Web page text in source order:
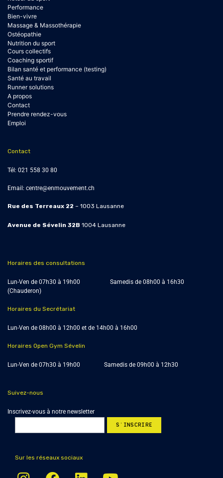
Performance
Bien-vivre
Massage & Massothérapie
Ostéopathie
Nutrition du sport
Cours collectifs
Coaching sportif
Bilan santé et performance (testing)
Santé au travail
Runner solutions
A propos
Contact
Prendre rendez-vous
Emploi
Contact
Tél: 021 558 30 80
Email: centre@enmouvement.ch
Rue des Terreaux 22 – 1003 Lausanne
Avenue de Sévelin 32B 1004 Lausanne
Horaires des consultations
Lun-Ven de 07h30 à 19h00 Samedis de 08h00 à 16h30
(Chauderon)
Horaires du Secrétariat
Lun-Ven de 08h00 à 12h00 et de 14h00 à 16h00
Horaires Open Gym Sévelin
Lun-Ven de 07h30 à 19h00 Samedis de 09h00 à 12h30
Suivez-nous
Inscrivez-vous à notre newsletter
Sur les réseaux sociaux